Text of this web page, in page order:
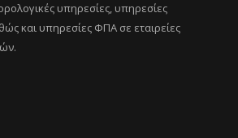
υπηρεσίες, υπηρεσίες
και υπηρεσίες ΦΠΑ σε εταιρείες